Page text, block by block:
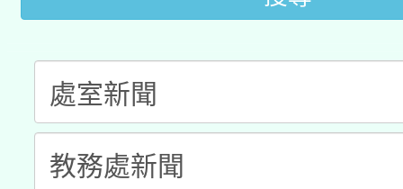
接種之民眾」措施，延
月28日止